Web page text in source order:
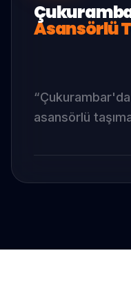
Asansörlü
“Çukurambar'da
asansörlü